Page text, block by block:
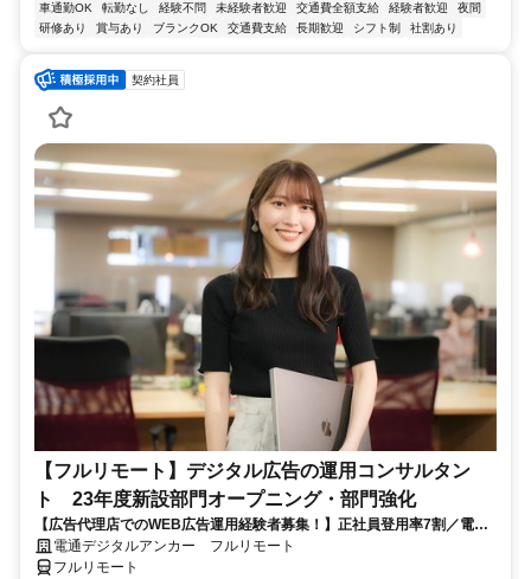
車通勤OK
転勤なし 経験不問 未経験者歓迎 交通費全額支給 経験者歓迎
夜間
研修あり
賞与あり ブランクOK 交通費支給 長期歓迎 シフト制 社割あり
契約社員
【フルリモート】デジタル広告の運用コンサルタン
ト 23年度新設部門オープニング・部門強化
【広告代理店でのWEB広告運用経験者募集！】正社員登用率7割／電通
G／全国×完全在宅／年休126日・土日祝休み／残業月平均4時間19分
電通デジタルアンカー フルリモート
フルリモート